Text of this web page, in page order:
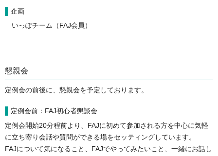
企画
いっぽチーム（FAJ会員）
懇親会
定例会の前後に、懇親会を予定しております。
定例会前：FAJ初心者懇談会
定例会開始20分程前より、FAJに初めて参加される方を中心に気軽
に立ち寄り会話や質問ができる場をセッティングしています。
FAJについて気になること、FAJでやってみたいこと、一緒にお話し